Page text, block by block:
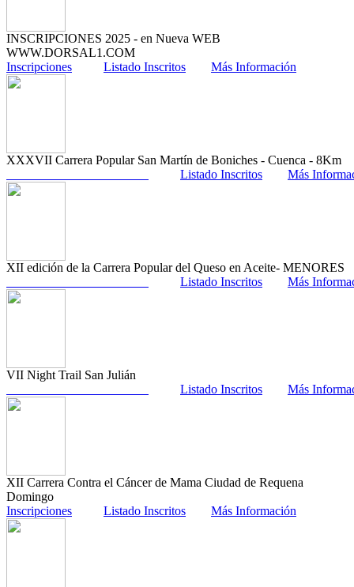
INSCRIPCIONES 2025 - en Nueva WEB
WWW.DORSAL1.COM
Inscripciones
Listado Inscritos Más Información
XXXVII Carrera Popular San Martín de Boniches - Cuenca - 8Km
Listado Inscritos
Más
XII edición de la Carrera Popular del Queso en Aceite- MENORES
Listado Inscritos
Más
VII Night Trail San Julián
Listado Inscritos
Más
XII Carrera Contra el Cáncer de Mama Ciudad de Requena
Domingo
Inscripciones
Listado Inscritos Más Información